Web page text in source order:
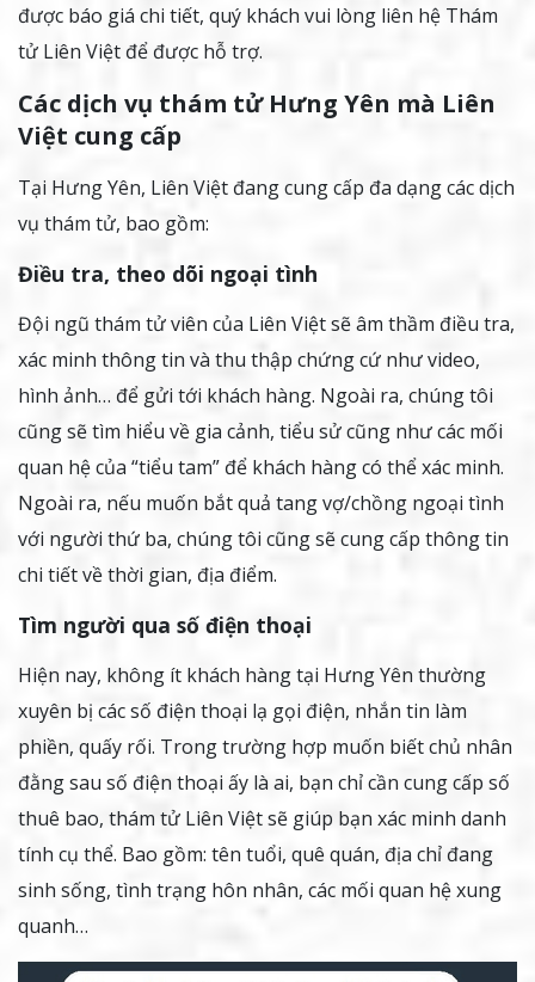
được báo giá chi tiết, quý khách vui lòng liên hệ Thám
tử Liên Việt để được hỗ trợ.
Các dịch vụ thám tử Hưng Yên mà Liên
Việt cung cấp
Tại Hưng Yên, Liên Việt đang cung cấp đa dạng các dịch
vụ thám tử, bao gồm:
Điều tra, theo dõi ngoại tình
Đội ngũ thám tử viên của Liên Việt sẽ âm thầm điều tra,
xác minh thông tin và thu thập chứng cứ như video,
hình ảnh… để gửi tới khách hàng. Ngoài ra, chúng tôi
cũng sẽ tìm hiểu về gia cảnh, tiểu sử cũng như các mối
quan hệ của “tiểu tam” để khách hàng có thể xác minh.
Ngoài ra, nếu muốn bắt quả tang vợ/chồng ngoại tình
với người thứ ba, chúng tôi cũng sẽ cung cấp thông tin
chi tiết về thời gian, địa điểm.
Tìm người qua số điện thoại
Hiện nay, không ít khách hàng tại Hưng Yên thường
xuyên bị các số điện thoại lạ gọi điện, nhắn tin làm
phiền, quấy rối. Trong trường hợp muốn biết chủ nhân
đằng sau số điện thoại ấy là ai, bạn chỉ cần cung cấp số
thuê bao, thám tử Liên Việt sẽ giúp bạn xác minh danh
tính cụ thể. Bao gồm: tên tuổi, quê quán, địa chỉ đang
sinh sống, tình trạng hôn nhân, các mối quan hệ xung
quanh…